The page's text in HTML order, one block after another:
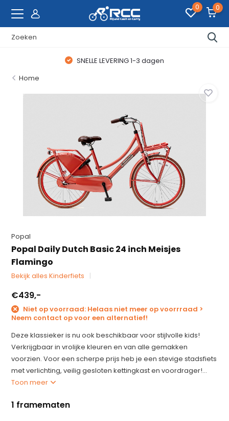
0 0
SNELLE LEVERING 1-3 dagen
Home
Popal
Popal Daily Dutch Basic 24 inch Meisjes
Flamingo
Bekijk alles Kinderfiets
€439,-
Niet op voorraad: Helaas niet meer op voorrraad >
Neem contact op voor een alternatief!
Deze klassieker is nu ook beschikbaar voor stijlvolle kids!
Verkrijgbaar in vrolijke kleuren en van alle gemakken
voorzien. Voor een scherpe prijs heb je een stevige stadsfiets
met verlichting, veilig gesloten kettingkast en voordrager!...
Toon meer
1 framematen